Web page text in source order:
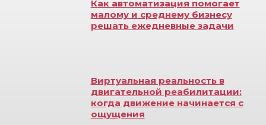
Как автоматизация помогает
малому и среднему бизнесу
решать ежедневные задачи
Виртуальная реальность в
двигательной реабилитации:
когда движение начинается с
ощущения